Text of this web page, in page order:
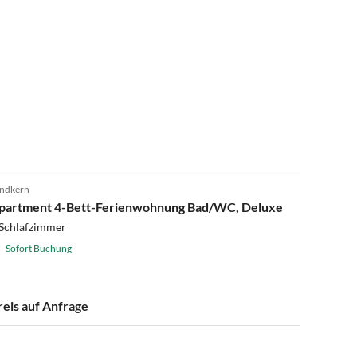
4-Bett-Ferienwohnung Bad/WC, Deluxe
Sofort Buchung
auf Anfrage